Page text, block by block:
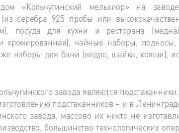
«Кольчугинский мельхиор» на заводе
серебра 925 пробы или
посуда для кухни и ресторана
хромированная), чайные наборы, подносы,
наборы для бани (ведро, шайка, ковши),
завода являются
подстаканников – и в
завода, массово их никто не
большинство технологических